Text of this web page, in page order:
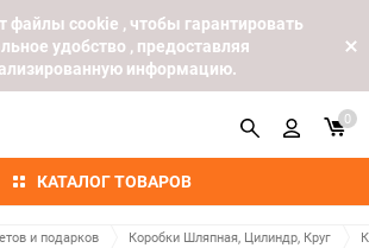
файлы cookie , чтобы гарантировать
удобство , предоставляя
информацию.
КАТАЛОГ ТОВАРОВ
0
и подарков Коробки Шляпная, Цилиндр, Круг